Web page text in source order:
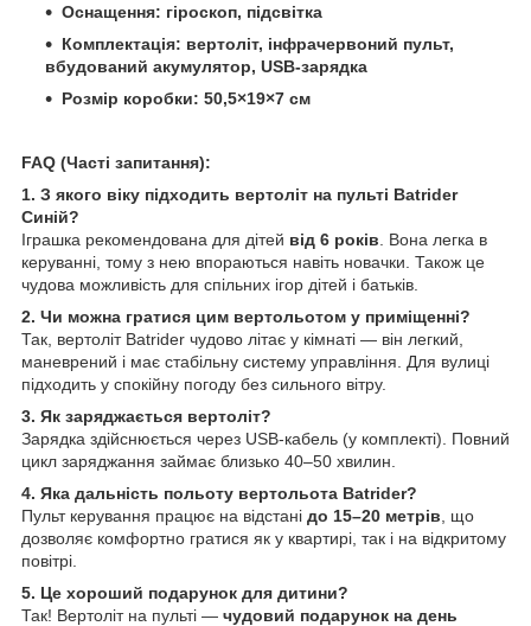
Оснащення: гіроскоп, підсвітка
Комплектація: вертоліт, інфрачервоний пульт,
вбудований акумулятор, USB-зарядка
Розмір коробки: 50,5×19×7 см
FAQ (Часті запитання):
1. З якого віку підходить вертоліт на пульті Batrider
Синій?
Іграшка рекомендована для дітей від 6 років . Вона легка в
керуванні, тому з нею впораються навіть новачки. Також це
чудова можливість для спільних ігор дітей і батьків.
2. Чи можна гратися цим вертольотом у приміщенні?
Так, вертоліт Batrider чудово літає у кімнаті — він легкий,
маневрений і має стабільну систему управління. Для вулиці
підходить у спокійну погоду без сильного вітру.
3. Як заряджається вертоліт?
Зарядка здійснюється через USB-кабель (у комплекті). Повний
цикл заряджання займає близько 40–50 хвилин.
4. Яка дальність польоту вертольота Batrider?
Пульт керування працює на відстані до 15–20 метрів , що
дозволяє комфортно гратися як у квартирі, так і на відкритому
повітрі.
5. Це хороший подарунок для дитини?
Так! Вертоліт на пульті — чудовий подарунок на день